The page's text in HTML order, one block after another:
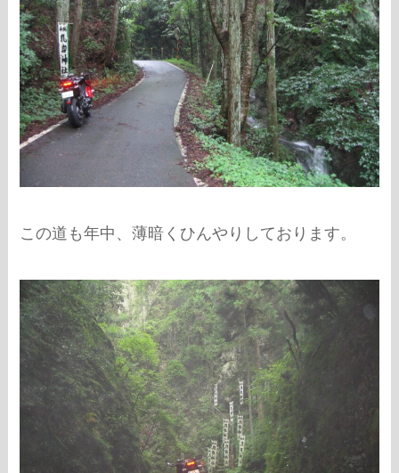
この道も年中、薄暗くひんやりしております。